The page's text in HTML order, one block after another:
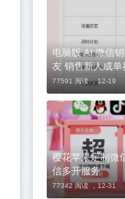
电脑版 Ai 微信
友 销售新人成单
77591 阅读 ，12-19
樱花苹果定制微
信多开服务
77342 阅读 ，12-31